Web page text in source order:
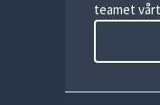
teamet